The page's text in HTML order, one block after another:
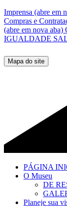
Imprensa (abre em
Compras e
(abre em nova aba)
IGUALDADE
Mapa do site
PÁGINA
O Museu
DE
Planeje sua